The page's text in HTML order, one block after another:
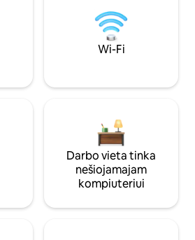
Wi-Fi
Darbo vieta tinka
nešiojamajam
kompiuteriui